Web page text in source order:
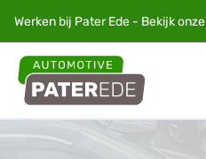
Werken bij Pater Ede - Bekijk onze